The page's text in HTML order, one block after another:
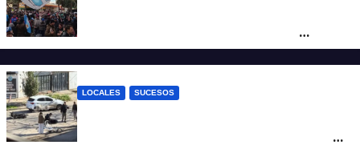
sociales y sindicales
LOCALES SUCESOS